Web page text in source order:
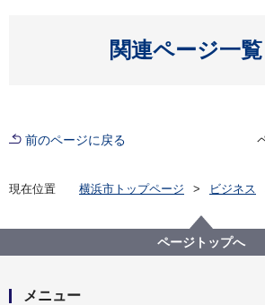
関連ページ一覧
開く
前のページに戻る
現在位置 横浜市トップページ ビジネス
【入札結果掲載】栄区プラスチッ
ページトップへ
メニュー